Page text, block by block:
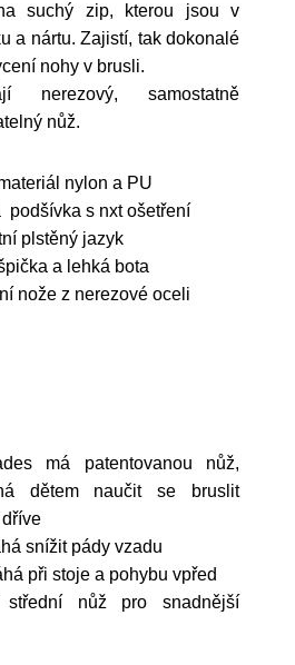
suchý zip, kterou jsou v
a nártu. Zajistí, tak dokonalé
nohy v brusli.
nerezový, samostatně
nůž.
nylon a PU
podšívka s nxt ošetření
plstěný jazyk
a lehká bota
nože z nerezové oceli
má patentovanou nůž,
dětem naučit se bruslit
snížit pády vzadu
při stoje a pohybu vpřed
nůž pro snadnější